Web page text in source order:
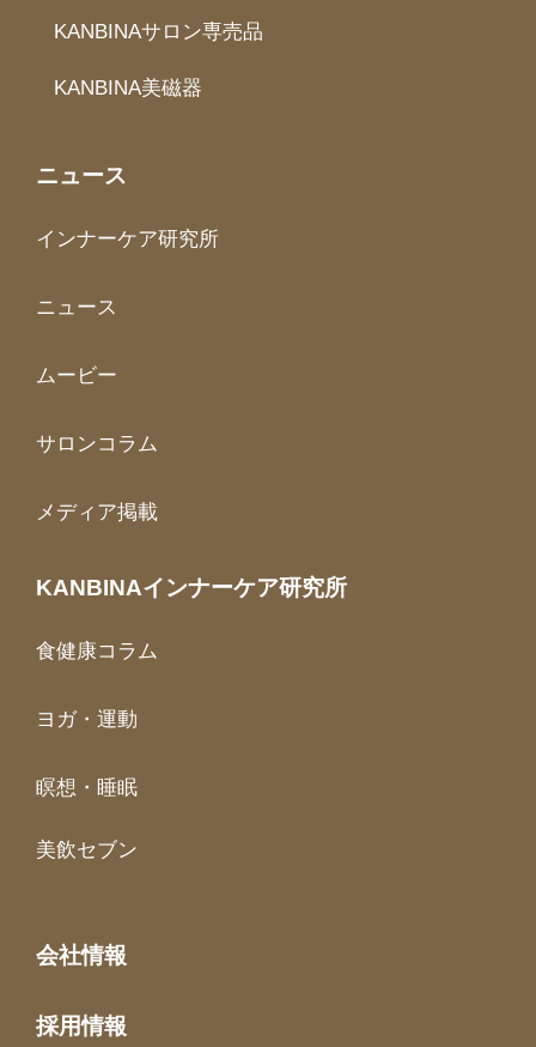
KANBINAサロン専売品
KANBINA美磁器
ニュース
インナーケア研究所
ニュース
ムービー
サロンコラム
メディア掲載
KANBINAインナーケア研究所
食健康コラム
ヨガ・運動
瞑想・睡眠
美飲セブン
会社情報
採用情報